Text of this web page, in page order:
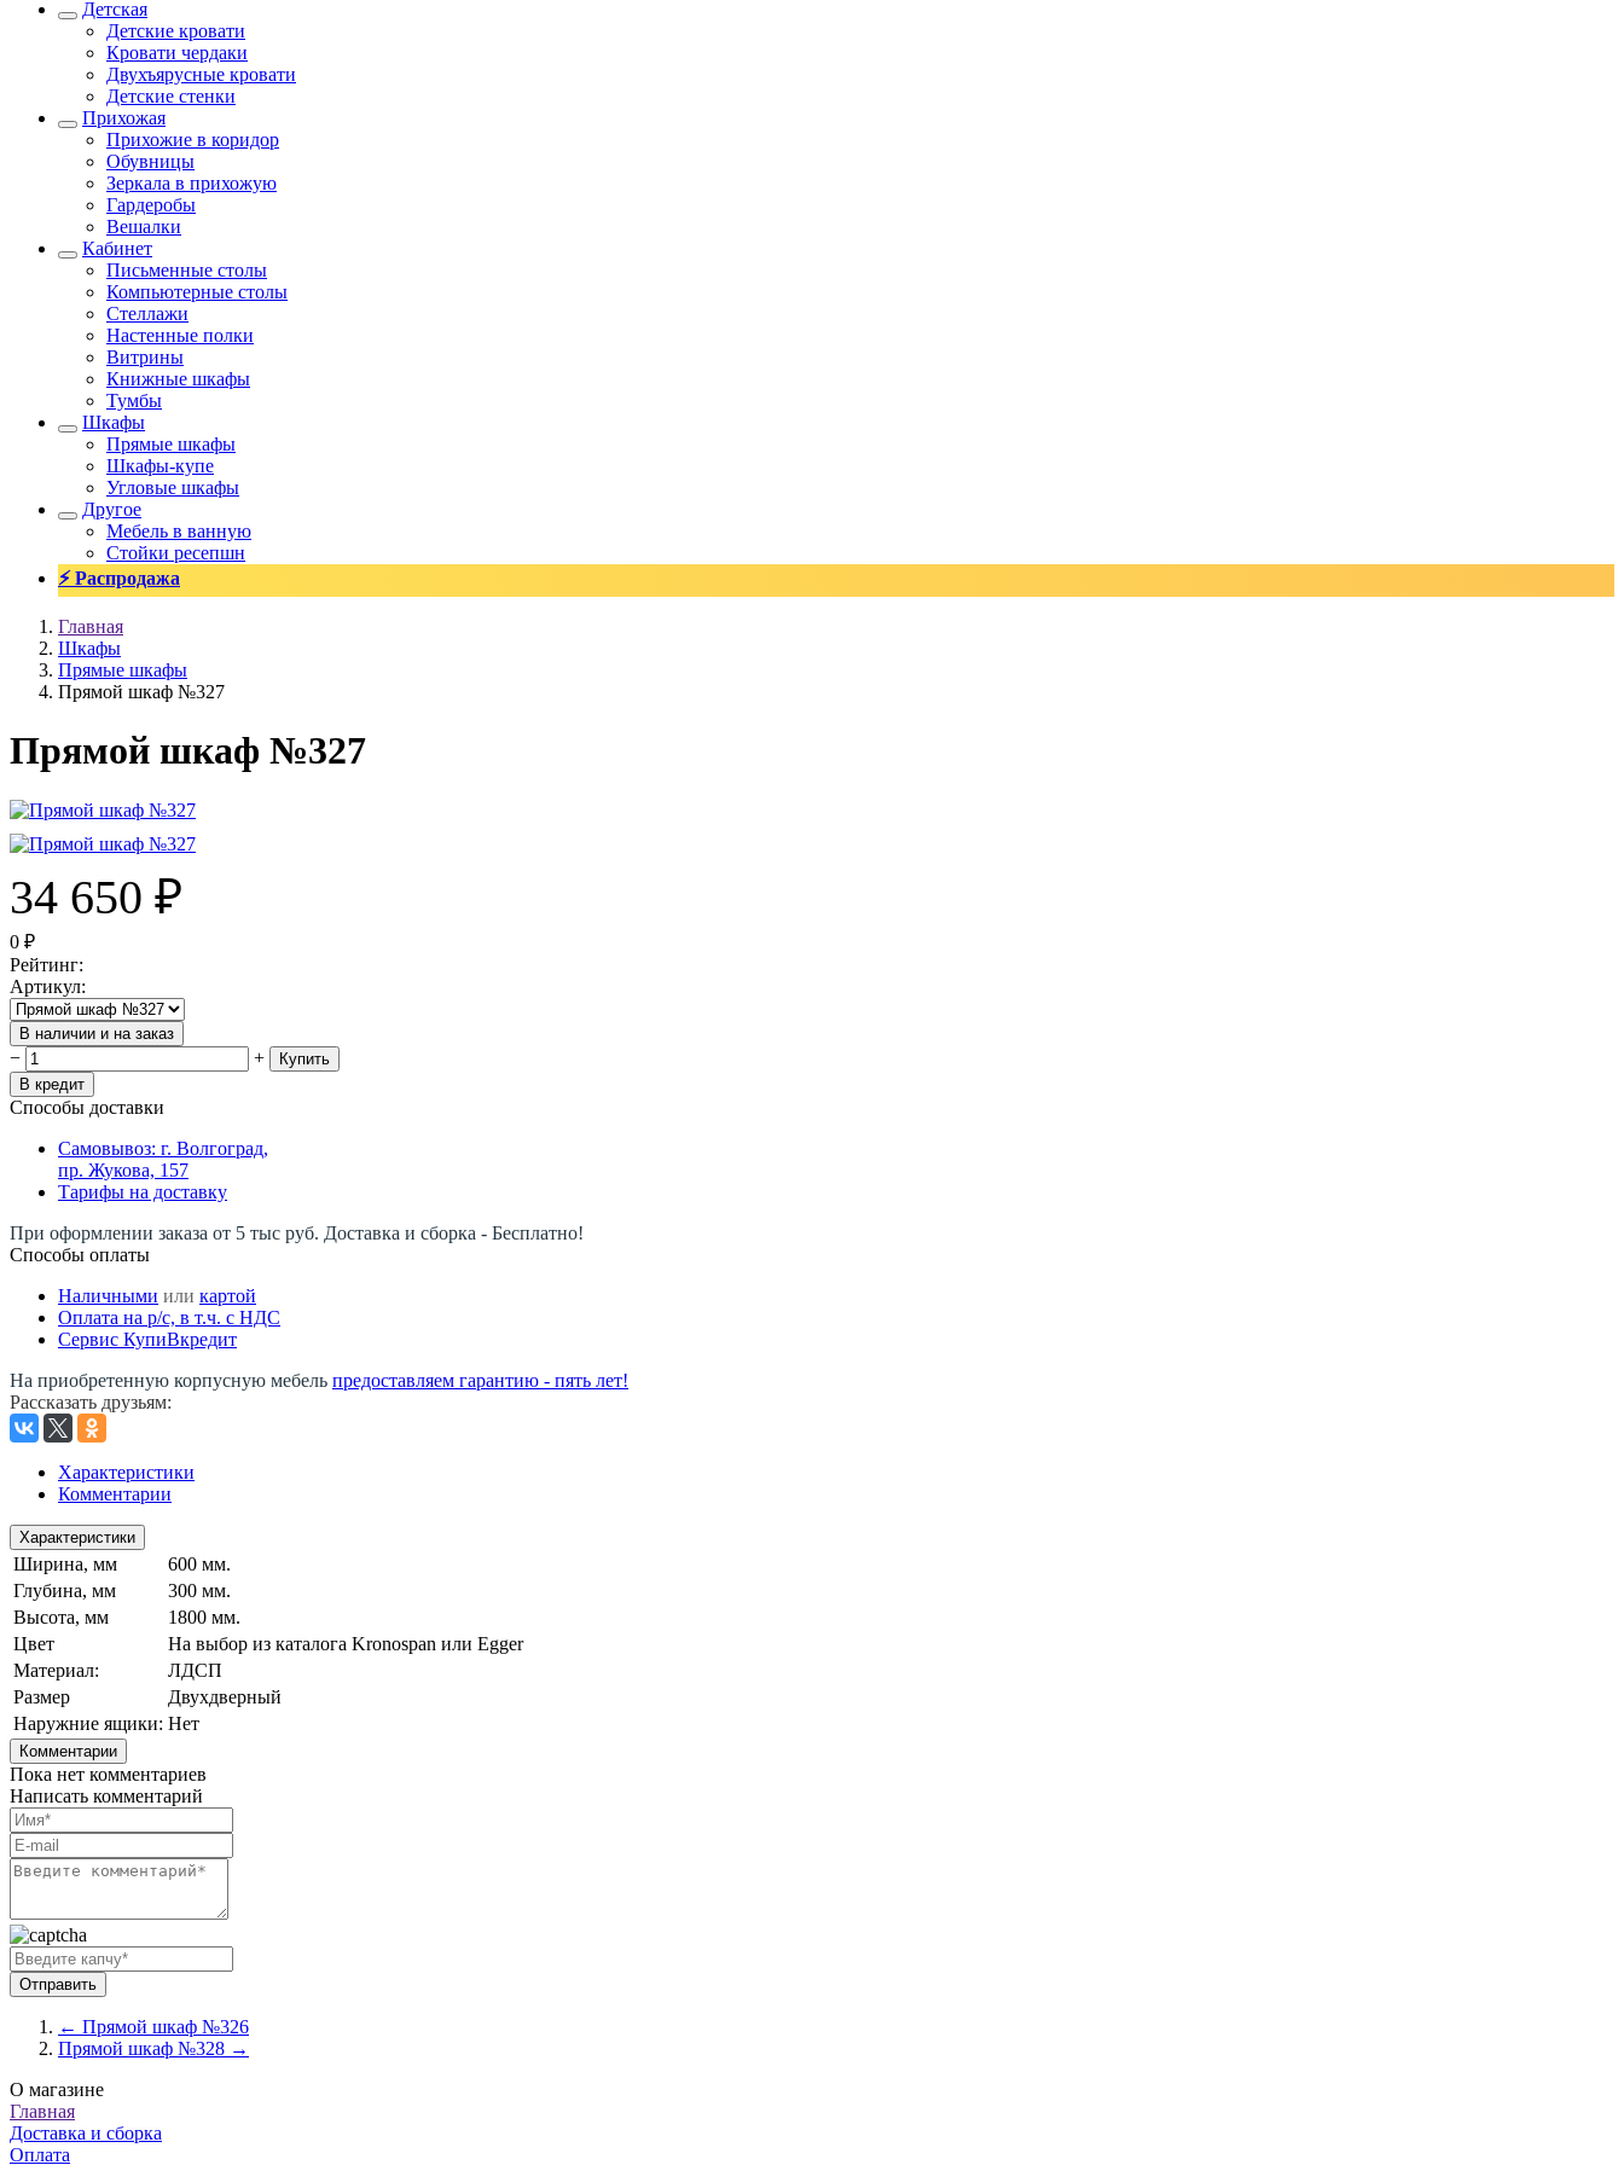
Детская
Детские кровати
Кровати чердаки
Двухъярусные кровати
Детские стенки
Прихожая
Прихожие в коридор
Обувницы
Зеркала в прихожую
Гардеробы
Вешалки
Кабинет
Письменные столы
Компьютерные столы
Стеллажи
Настенные полки
Витрины
Книжные шкафы
Тумбы
Шкафы
Прямые шкафы
Шкафы-купе
Угловые шкафы
Другое
Мебель в ванную
Стойки ресепшн
⚡ Распродажа
Главная
Шкафы
Прямые шкафы
Прямой шкаф №327
Прямой шкаф №327
34 650 ₽
0 ₽
Рейтинг:
Артикул:
В наличии и на заказ
− +
Купить
В кредит
Способы доставки
Самовывоз: г. Волгоград,
пр. Жукова, 157
Тарифы на доставку
При оформлении заказа от 5 тыс руб. Доставка и сборка - Бесплатно!
Способы оплаты
Наличными или картой
Оплата на р/c, в т.ч. с НДС
Сервис КупиВкредит
На приобретенную корпусную мебель предоставляем гарантию - пять лет!
Рассказать друзьям:
Характеристики
Комментарии
Характеристики
Ширина, мм
600 мм.
Глубина, мм
300 мм.
Высота, мм
1800 мм.
Цвет
На выбор из каталога Kronospan или Egger
Материал:
ЛДСП
Размер
Двухдверный
Наружние ящики: Нет
Комментарии
Пока нет комментариев
Написать комментарий
← Прямой шкаф №326
Прямой шкаф №328 →
О магазине
Главная
Доставка и сборка
Оплата